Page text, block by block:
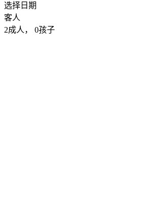
选择日期
客人
2成人， 0孩子